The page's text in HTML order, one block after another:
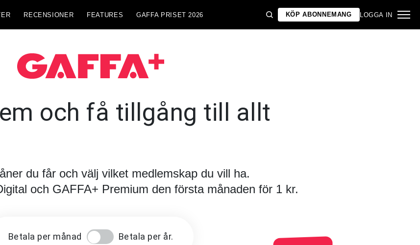
RECENSIONER FEATURES GAFFA PRISET 2026 KÖP ABONNEMANG LOGGA IN
och få tillgång till allt
du får och välj vilket medlemskap du vill ha.
och GAFFA+ Premium den första månaden för 1 kr.
Betala per månad Betala per år.